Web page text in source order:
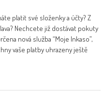
platit své složenky a účty? Z
Nechcete již dostávat pokuty
nová služba “Moje Inkaso”,
vaše platby uhrazeny ještě